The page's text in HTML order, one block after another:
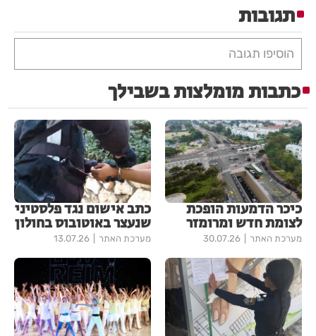
תגובות
הוסיפו תגובה
כתבות מומלצות בשבילך
כיכר הדמעות הופכת
לצומת חדש ומרומזר
מערכת האתר 30.07.26
כתב אישום נגד פלסטיני
שנעצר באוטובוס בחולון
מערכת האתר 13.07.26